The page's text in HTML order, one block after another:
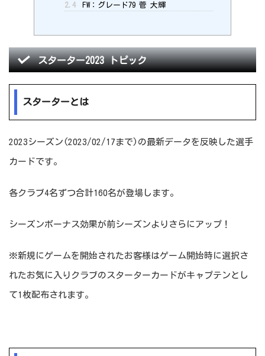
2.4 FW：グレード79 菅 大輝
スターター2023 トピック
スターターとは
2023シーズン(2023/02/17まで)の最新データを反映した選手
カードです。
各クラブ4名ずつ合計160名が登場します。
シーズンボーナス効果が前シーズンよりさらにアップ！
※新規にゲームを開始されたお客様はゲーム開始時に選択さ
れたお気に入りクラブのスターターカードがキャプテンとし
て1枚配布されます。